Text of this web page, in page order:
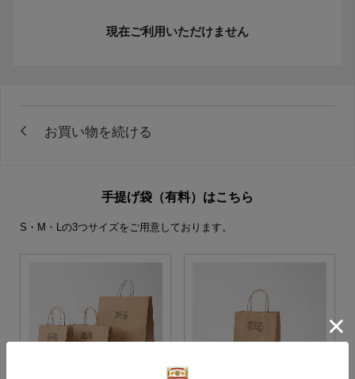
現在ご利用いただけません
手提げ袋（有料）はこちら
S・M・Lの3つサイズをご用意しております。